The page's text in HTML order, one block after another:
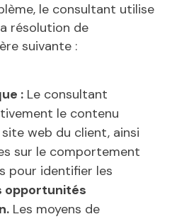
le consultant utilise
résolution de
suivante :
: Le consultant
le contenu
web du client, ainsi
sur le comportement
pour identifier les
opportunités
Les moyens de